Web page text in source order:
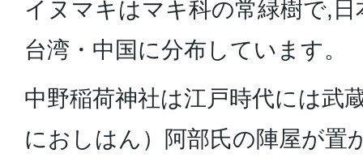
イヌマキはマキ科の常緑樹で,
台湾・中国に分布しています。
中野稲荷神社は江戸時代には武
におしはん）阿部氏の陣屋が置